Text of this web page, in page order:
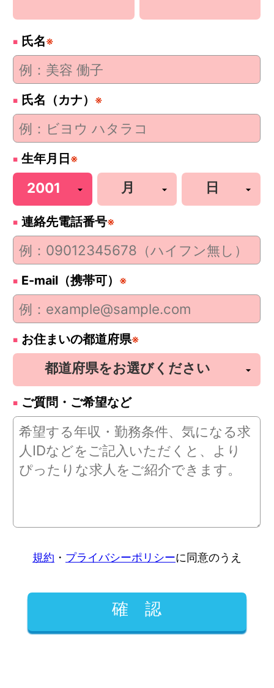
氏名※
氏名（カナ） ※
生年月日 ※
連絡先電話番号※
E-mail（携帯可） ※
お住まいの都道府県※
ご質問・ご希望など
規約 ・ プライバシーポリシーに同意のうえ